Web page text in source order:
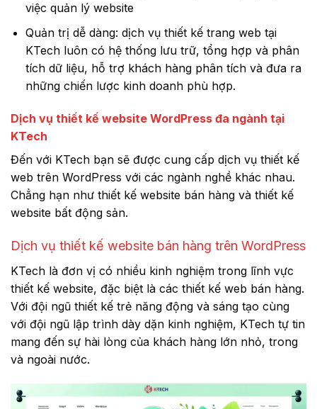
việc quản lý website
Quản trị dễ dàng: dịch vụ thiết kế trang web tại
KTech luôn có hệ thống lưu trữ, tổng hợp và phân
tích dữ liệu, hỗ trợ khách hàng phân tích và đưa ra
những chiến lược kinh doanh phù hợp.
Dịch vụ thiết kế website WordPress đa ngành tại
KTech
Đến với KTech bạn sẽ được cung cấp dịch vụ thiết kế
web trên WordPress với các ngành nghề khác nhau.
Chẳng hạn như thiết kế website bán hàng và thiết kế
website bất động sản.
Dịch vụ thiết kế website bán hàng trên WordPress
KTech là đơn vị có nhiều kinh nghiệm trong lĩnh vực
thiết kế website, đặc biệt là các thiết kế web bán hàng.
Với đội ngũ thiết kế trẻ năng động và sáng tạo cùng
với đội ngũ lập trình dày dặn kinh nghiệm, KTech tự tin
mang đến sự hài lòng của khách hàng lớn nhỏ, trong
và ngoài nước.